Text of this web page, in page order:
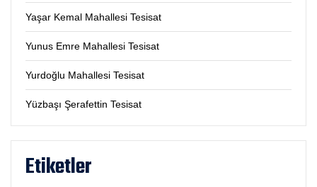
Yaşar Kemal Mahallesi Tesisat
Yunus Emre Mahallesi Tesisat
Yurdoğlu Mahallesi Tesisat
Yüzbaşı Şerafettin Tesisat
Etiketler